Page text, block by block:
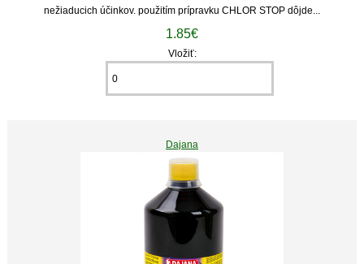
nežiaducich účinkov. použitím prípravku CHLOR STOP dôjde...
1.85€
Vložiť:
Dajana